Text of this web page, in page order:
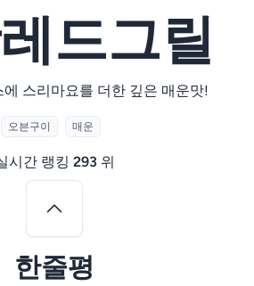
드그릴
스리마요를 더한 깊은 매운맛!
오븐구이 매운
시간 랭킹 293 위
한줄평